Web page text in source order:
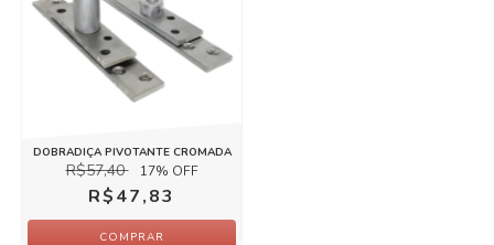
DOBRADIÇA PIVOTANTE CROMADA
R$57,40 17% OFF
R$47,83